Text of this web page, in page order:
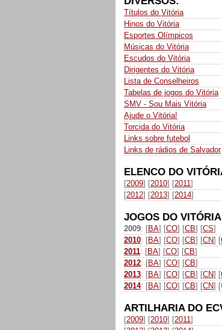
Títulos do Vitória
Hinos do Vitória
Esportes Olímpicos
Músicas do Vitória
Escudos do Vitória
Dirigentes do Vitória
Lista de Conselheiros
Tabelas de jogos do Vitória
SMV - Sou Mais Vitória
Ajude o Vitória!
Torcida do Vitória
Links sobre futebol
Links de rádios de Salvador
ELENCO DO
[2009] [2010] [2011]
[2012] [2013] [2014]
JOGOS DO
2009: [BA] [CO] [CB] [CS]
2010: [BA] [CO] [CB] [CN] [
2011: [BA] [CO] [CB]
2012: [BA] [CO] [CB]
2013: [BA] [CO] [CB] [CN] [
2014: [BA] [CO] [CB] [CN]
ARTILHARIA DO
[2009] [2010] [2011]